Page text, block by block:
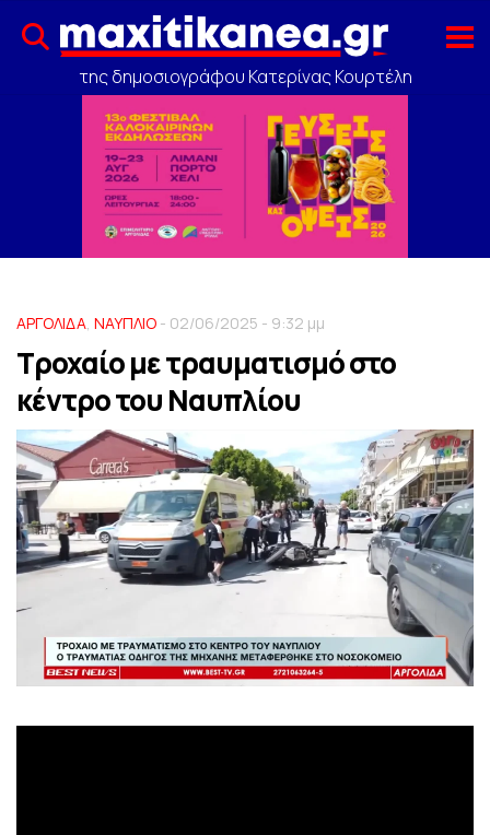
της δημοσιογράφου Κατερίνας Κουρτέλη
ΑΡΓΟΛΙΔΑ, ΝΑΥΠΛΙΟ - 02/06/2025 - 9:32 μμ
Τροχαίο με τραυματισμό στο
κέντρο του Ναυπλίου